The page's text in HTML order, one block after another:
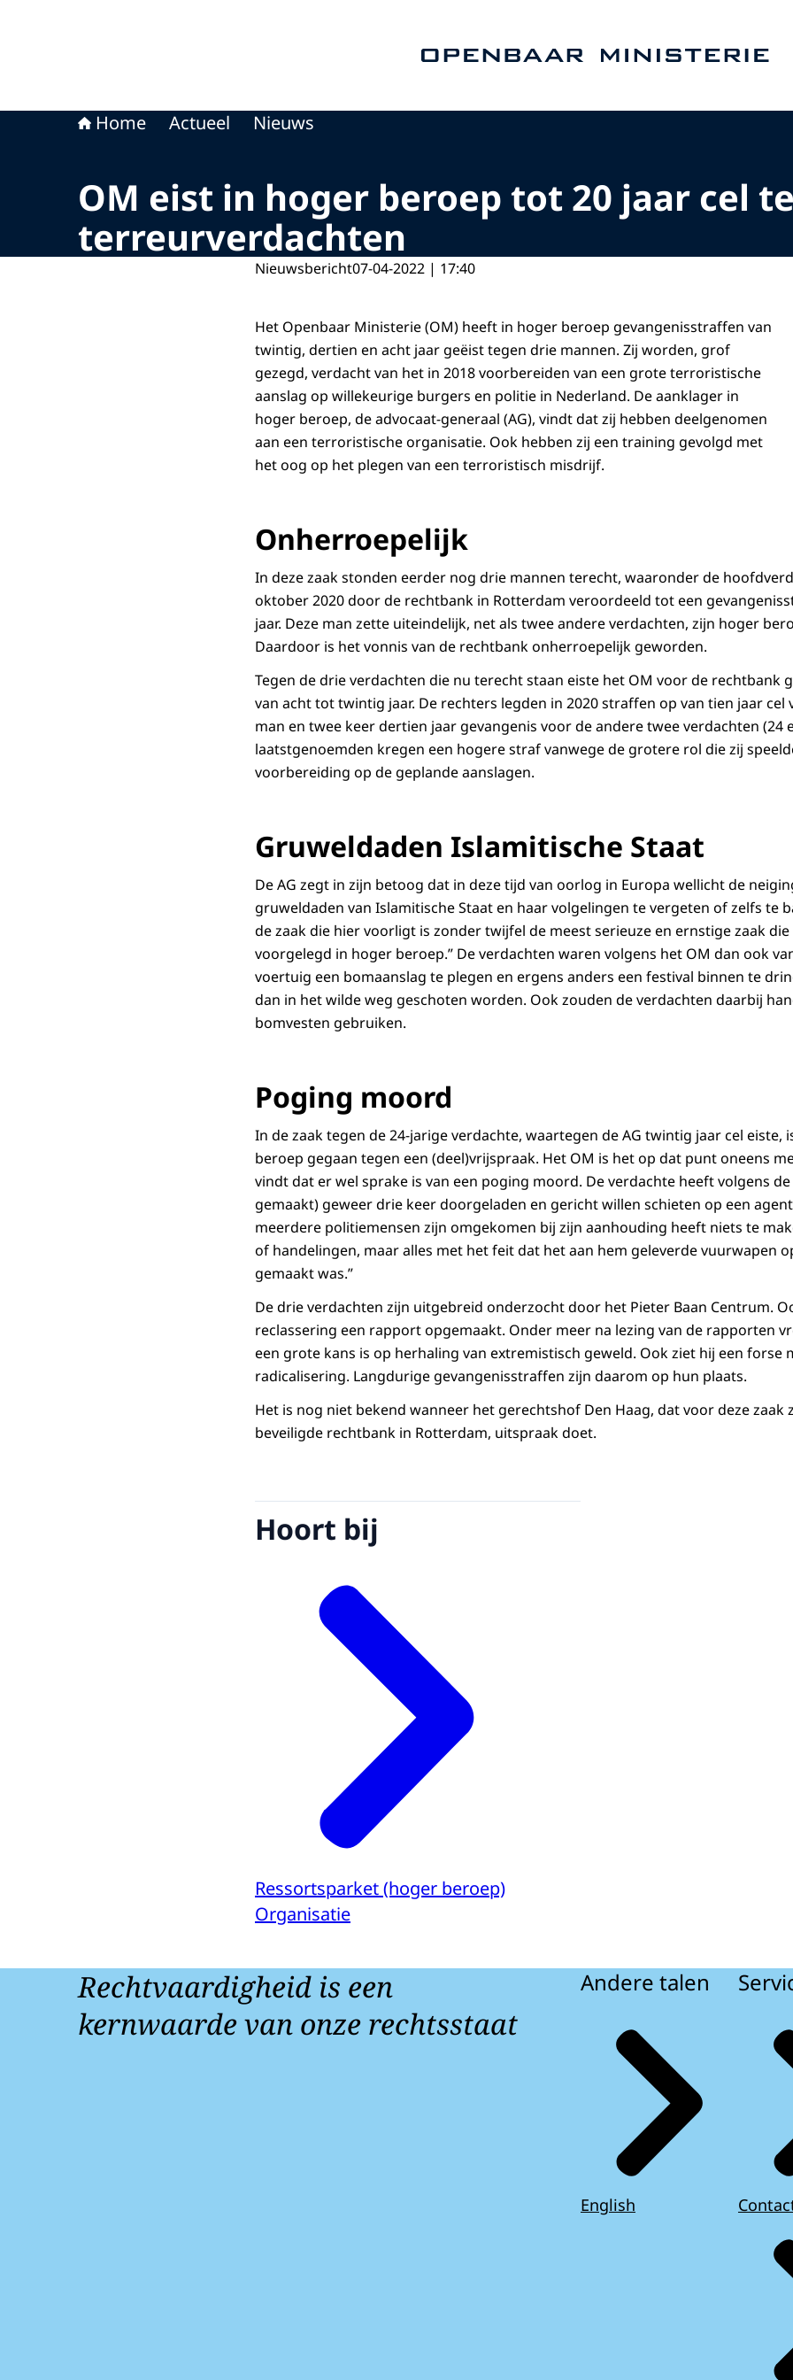
Home Actueel Nieuws
OM eist in hoger beroep tot 20 jaar cel
terreurverdachten
Nieuwsbericht07-04-2022 | 17:40
Het Openbaar Ministerie (OM) heeft in hoger beroep gevangenisstraffen van
twintig, dertien en acht jaar geëist tegen drie mannen. Zij worden, grof
gezegd, verdacht van het in 2018 voorbereiden van een grote terroristische
aanslag op willekeurige burgers en politie in Nederland. De aanklager in
hoger beroep, de advocaat-generaal (AG), vindt dat zij hebben deelgenomen
aan een terroristische organisatie. Ook hebben zij een training gevolgd met
het oog op het plegen van een terroristisch misdrijf.
Onherroepelijk
In deze zaak stonden eerder nog drie mannen terecht, waaronder de
oktober 2020 door de rechtbank in Rotterdam veroordeeld tot een
jaar. Deze man zette uiteindelijk, net als twee andere verdachten, zijn hoger
Daardoor is het vonnis van de rechtbank onherroepelijk geworden.
Tegen de drie verdachten die nu terecht staan eiste het OM voor de rechtbank
van acht tot twintig jaar. De rechters legden in 2020 straffen op van tien jaar cel
man en twee keer dertien jaar gevangenis voor de andere twee verdachten (24
laatstgenoemden kregen een hogere straf vanwege de grotere rol die zij
voorbereiding op de geplande aanslagen.
Gruweldaden Islamitische Staat
De AG zegt in zijn betoog dat in deze tijd van oorlog in Europa wellicht de
gruweldaden van Islamitische Staat en haar volgelingen te vergeten of zelfs te
de zaak die hier voorligt is zonder twijfel de meest serieuze en ernstige zaak
voorgelegd in hoger beroep.” De verdachten waren volgens het OM dan ook
voertuig een bomaanslag te plegen en ergens anders een festival binnen te
dan in het wilde weg geschoten worden. Ook zouden de verdachten daarbij
bomvesten gebruiken.
Poging moord
In de zaak tegen de 24-jarige verdachte, waartegen de AG twintig jaar cel eiste,
beroep gegaan tegen een (deel)vrijspraak. Het OM is het op dat punt oneens
vindt dat er wel sprake is van een poging moord. De verdachte heeft volgens
gemaakt) geweer drie keer doorgeladen en gericht willen schieten op een
meerdere politiemensen zijn omgekomen bij zijn aanhouding heeft niets te
of handelingen, maar alles met het feit dat het aan hem geleverde vuurwapen
gemaakt was.”
De drie verdachten zijn uitgebreid onderzocht door het Pieter Baan Centrum.
reclassering een rapport opgemaakt. Onder meer na lezing van de rapporten
een grote kans is op herhaling van extremistisch geweld. Ook ziet hij een forse
radicalisering. Langdurige gevangenisstraffen zijn daarom op hun plaats.
Het is nog niet bekend wanneer het gerechtshof Den Haag, dat voor deze
beveiligde rechtbank in Rotterdam, uitspraak doet.
Hoort bij
Ressortsparket (hoger beroep)
Organisatie
Rechtvaardigheid is een
kernwaarde van onze rechtsstaat
Andere talen
English